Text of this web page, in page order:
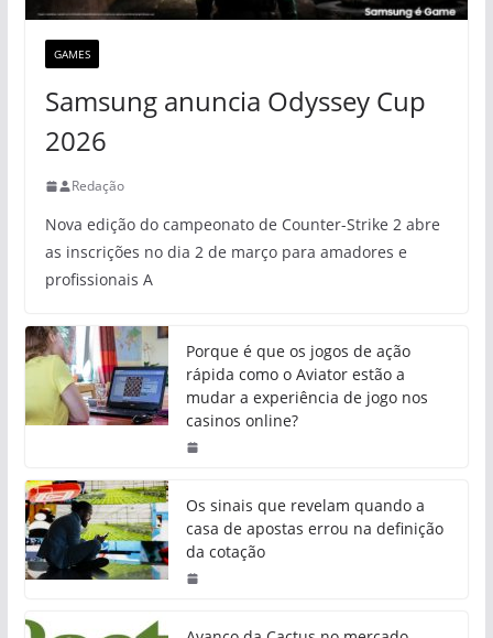
GAMES
Samsung anuncia Odyssey Cup
2026
Redação
Nova edição do campeonato de Counter-Strike 2 abre
as inscrições no dia 2 de março para amadores e
profissionais A
Porque é que os jogos de ação
rápida como o Aviator estão a
mudar a experiência de jogo nos
casinos online?
Os sinais que revelam quando a
casa de apostas errou na definição
da cotação